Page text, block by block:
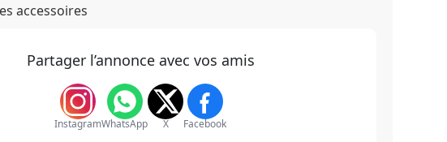
accessoires
Partager l’annonce avec vos amis